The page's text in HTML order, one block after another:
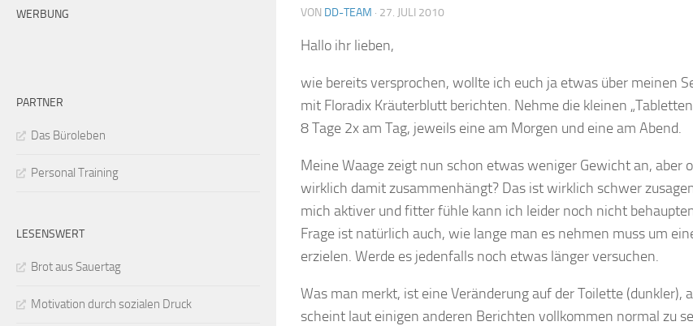
VON DD-TEAM · 27. JULI 2010
Hallo ihr lieben,
wie bereits versprochen, wollte ich euch ja etwas über meinen
mit Floradix Kräuterblutt berichten. Nehme die kleinen
8 Tage 2x am Tag, jeweils eine am Morgen und eine am Abend.
Meine Waage zeigt nun schon etwas weniger Gewicht an, aber
wirklich damit zusammenhängt? Das ist wirklich schwer
mich aktiver und fitter fühle kann ich leider noch nicht
Frage ist natürlich auch, wie lange man es nehmen muss um
erzielen. Werde es jedenfalls noch etwas länger versuchen.
Was man merkt, ist eine Veränderung auf der Toilette (dunkler),
scheint laut einigen anderen Berichten vollkommen normal zu
WERBUNG
PARTNER
Das Büroleben
Personal Training
LESENSWERT
Brot aus Sauertag
Motivation durch sozialen Druck